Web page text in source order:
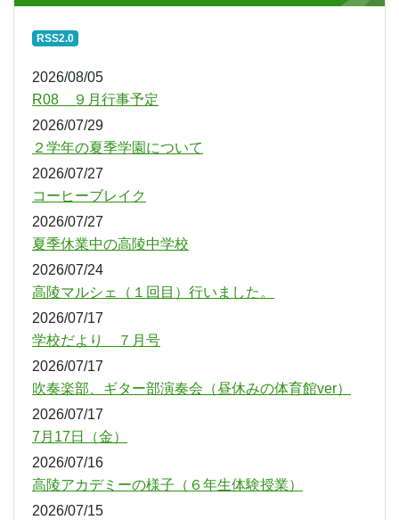
RSS2.0
2026/08/05
R08 ９月行事予定
2026/07/29
２学年の夏季学園について
2026/07/27
コーヒーブレイク
2026/07/27
夏季休業中の高陵中学校
2026/07/24
高陵マルシェ（１回目）行いました。
2026/07/17
学校だより ７月号
2026/07/17
吹奏楽部、ギター部演奏会（昼休みの体育館ver）
2026/07/17
7月17日（金）
2026/07/16
高陵アカデミーの様子（６年生体験授業）
2026/07/15